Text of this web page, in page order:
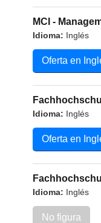
MCI -
Idioma: Inglés
Oferta en
Idioma: Inglés
Oferta en
Idioma: Inglés
No figura